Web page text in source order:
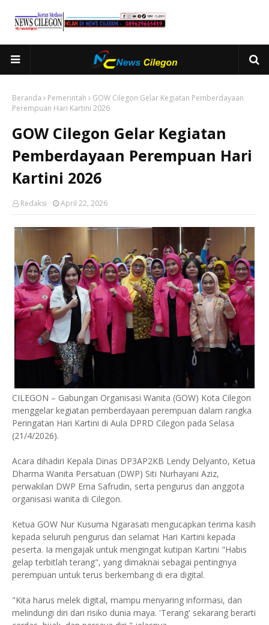
Beranda Pemerintah
GOW Cilegon Gelar Kegiatan Pemberdayaan
Perempuan Hari Kartini 2026
GOW Cilegon Gelar Kegiatan
Pemberdayaan Perempuan Hari
Kartini 2026
Redaksi April 22, 2026
CILEGON – Gabungan Organisasi Wanita (GOW) Kota Cilegon
menggelar kegiatan pemberdayaan perempuan dalam rangka
Peringatan Hari Kartini di Aula DPRD Cilegon pada Selasa
(21/4/2026).
Acara dihadiri Kepala Dinas DP3AP2KB Lendy Delyanto, Ketua
Dharma Wanita Persatuan (DWP) Siti Nurhayani Aziz,
perwakilan DWP Erna Safrudin, serta pengurus dan anggota
organisasi wanita di Cilegon.
Ketua GOW Nur Kusuma Ngarasati mengucapkan terima kasih
kepada seluruh pengurus dan selamat Hari Kartini kepada
peserta. Ia mengajak untuk mengingat kutipan Kartini "Habis
gelap terbitlah terang", yang dimaknai sebagai pentingnya
perempuan untuk terus berkembang di era digital.
"Kita harus melek digital, mampu menyaring informasi, dan
melindungi diri dari risiko dunia maya. 'Terang' sekarang berarti